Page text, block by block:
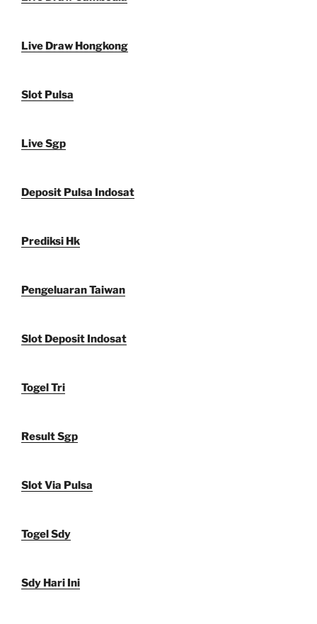
Live Draw Hongkong
Slot Pulsa
Live Sgp
Deposit Pulsa Indosat
Prediksi Hk
Pengeluaran Taiwan
Slot Deposit Indosat
Togel Tri
Result Sgp
Slot Via Pulsa
Togel Sdy
Sdy Hari Ini